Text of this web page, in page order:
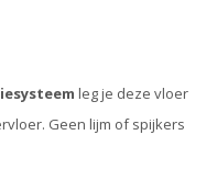
leg je deze vloer
Geen lijm of spijkers